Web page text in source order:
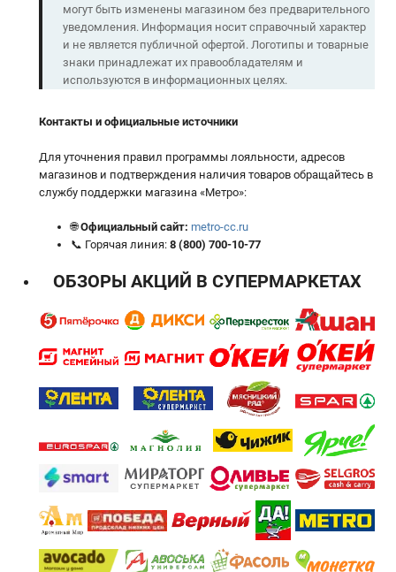
могут быть изменены магазином без предварительного
уведомления. Информация носит справочный характер
и не является публичной офертой. Логотипы и товарные
знаки принадлежат их правообладателям и
используются в информационных целях.
Контакты и официальные источники
Для уточнения правил программы лояльности, адресов
магазинов и подтверждения наличия товаров обращайтесь в
службу поддержки магазина «Метро»:
🌐Официальный сайт: metro-cc.ru
📞 Горячая линия: 8 (800) 700-10-77
ОБЗОРЫ АКЦИЙ В СУПЕРМАРКЕТАХ